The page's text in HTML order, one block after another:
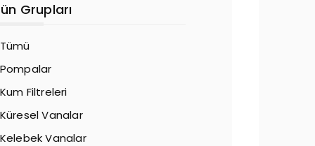
Grupları
Tümü
Pompalar
Kum Filtreleri
Küresel Vanalar
Kelebek Vanalar